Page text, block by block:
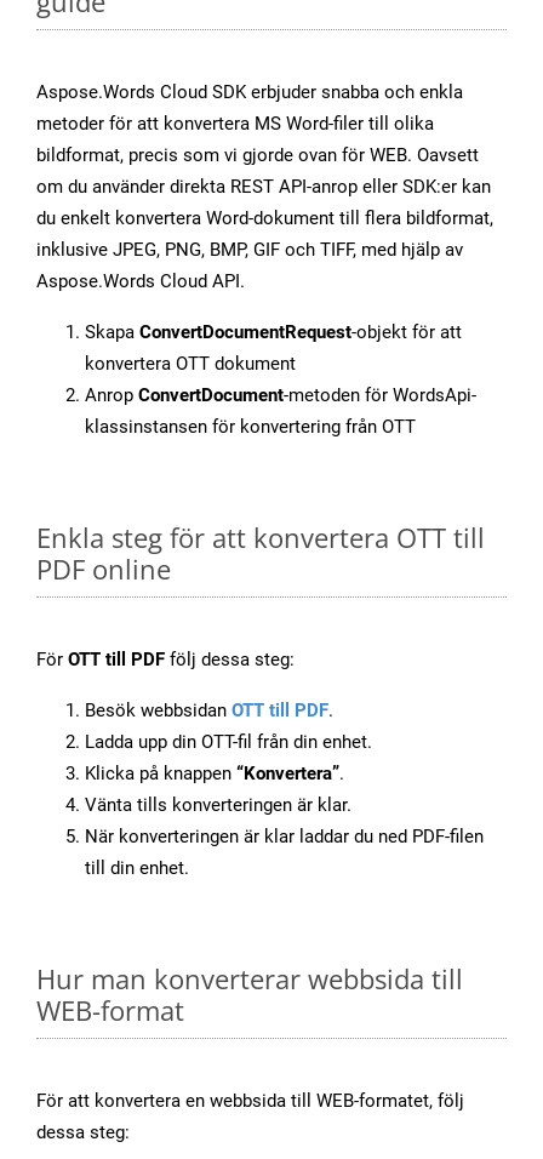
Aspose.Words Cloud SDK erbjuder snabba och enkla
metoder för att konvertera MS Word-filer till olika
bildformat, precis som vi gjorde ovan för WEB. Oavsett
om du använder direkta REST API-anrop eller SDK:er kan
du enkelt konvertera Word-dokument till flera bildformat,
inklusive JPEG, PNG, BMP, GIF och TIFF, med hjälp av
Aspose.Words Cloud API.
Skapa ConvertDocumentRequest-objekt för att
konvertera OTT dokument
Anrop ConvertDocument-metoden för WordsApi-
klassinstansen för konvertering från OTT
Enkla steg för att konvertera OTT till
PDF online
För OTT till PDF följ dessa steg:
Besök webbsidan OTT till PDF.
Ladda upp din OTT-fil från din enhet.
Klicka på knappen “Konvertera”.
Vänta tills konverteringen är klar.
När konverteringen är klar laddar du ned PDF-filen
till din enhet.
Hur man konverterar webbsida till
WEB-format
För att konvertera en webbsida till WEB-formatet, följ
dessa steg: